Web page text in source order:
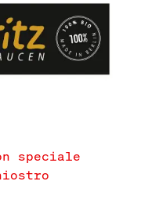
speciale